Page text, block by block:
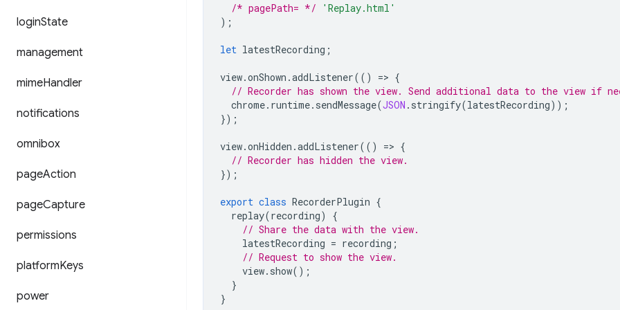
loginState
management
mimeHandler
notifications
omnibox
pageAction
pageCapture
permissions
platformKeys
power
/* pagePath= */
'Replay.html'
);
let latestRecording ;
view.onShown .addListener(() => {
// Recorder has shown the view. Send additional data to the view if
chrome. runtime. sendMessage(JSON . stringify(latestRecording));
});
view.onHidden .addListener(() => {
// Recorder has hidden the view.
});
export class RecorderPlugin {
replay(recording)
{
// Share the data with the view.
latestRecording = recording ;
// Request to show the view.
view. show();
}
}